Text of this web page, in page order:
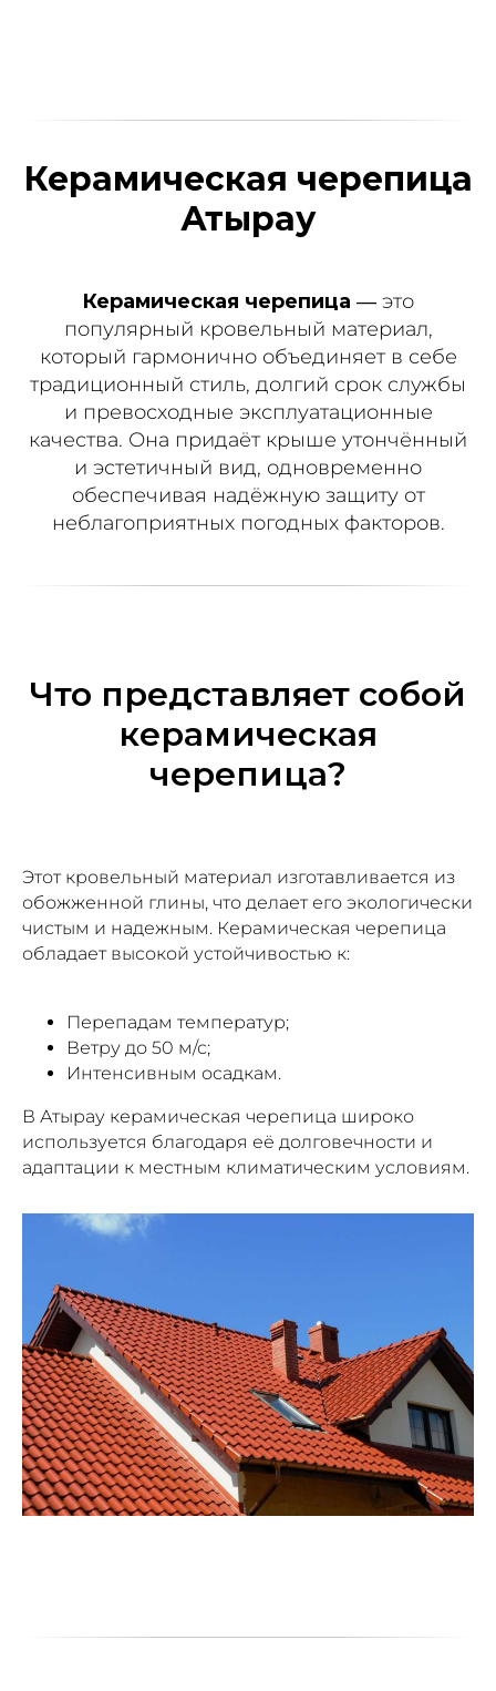
Керамическая черепица
Атырау
Керамическая черепица — это
популярный кровельный материал,
который гармонично объединяет в себе
традиционный стиль, долгий срок службы
и превосходные эксплуатационные
качества. Она придаёт крыше утончённый
и эстетичный вид, одновременно
обеспечивая надёжную защиту от
неблагоприятных погодных факторов.
Что представляет собой
керамическая
черепица?
Этот кровельный материал изготавливается из
обожженной глины, что делает его экологически
чистым и надежным. Керамическая черепица
обладает высокой устойчивостью к:
Перепадам температур;
Ветру до 50 м/с;
Интенсивным осадкам.
В Атырау керамическая черепица широко
используется благодаря её долговечности и
адаптации к местным климатическим условиям.